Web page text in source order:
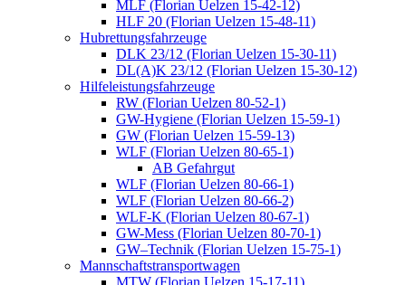
MLF (Florian Uelzen 15-42-12)
HLF 20 (Florian Uelzen 15-48-11)
Hubrettungsfahrzeuge
DLK 23/12 (Florian Uelzen 15-30-11)
DL(A)K 23/12 (Florian Uelzen 15-30-12)
Hilfeleistungsfahrzeuge
RW (Florian Uelzen 80-52-1)
GW-Hygiene (Florian Uelzen 15-59-1)
GW (Florian Uelzen 15-59-13)
WLF (Florian Uelzen 80-65-1)
AB Gefahrgut
WLF (Florian Uelzen 80-66-1)
WLF (Florian Uelzen 80-66-2)
WLF-K (Florian Uelzen 80-67-1)
GW-Mess (Florian Uelzen 80-70-1)
GW–Technik (Florian Uelzen 15-75-1)
Mannschaftstransportwagen
MTW (Florian Uelzen 15-17-11)